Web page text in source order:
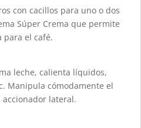
con cacillos para uno o dos
Súper Crema que permite
para el café.
leche, calienta líquidos,
Manipula cómodamente el
lateral.